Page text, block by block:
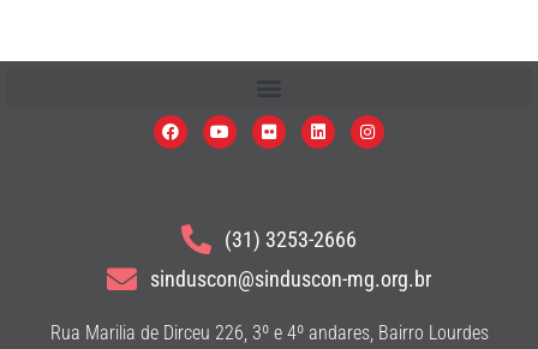
(31) 3253-2666
sinduscon@sinduscon-mg.org.br
Rua Marilia de Dirceu 226, 3º e 4º andares, Bairro Lourdes